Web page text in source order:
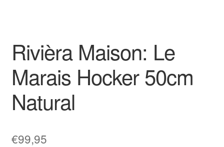
Rivièra Maison: Le
Marais Hocker 50cm
Natural
€99,95